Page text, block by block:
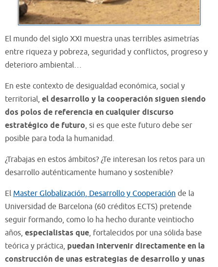
El mundo del siglo XXI muestra unas terribles asimetrías
entre riqueza y pobreza, seguridad y conflictos, progreso y
deterioro ambiental…
En este contexto de desigualdad económica, social y
territorial, el desarrollo y la cooperación siguen siendo
dos polos de referencia en cualquier discurso
estratégico de futuro, si es que este futuro debe ser
posible para toda la humanidad.
¿Trabajas en estos ámbitos? ¿Te interesan los retos para un
desarrollo auténticamente humano y sostenible?
El Master Globalización, Desarrollo y Cooperación de la
Universidad de Barcelona (60 créditos ECTS) pretende
seguir formando, como lo ha hecho durante veintiocho
años, especialistas que, fortalecidos por una sólida base
teórica y práctica, puedan intervenir directamente en la
construcción de unas estrategias de desarrollo y unas